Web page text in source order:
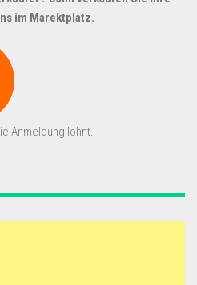
im Marektplatz.
Anmeldung lohnt.